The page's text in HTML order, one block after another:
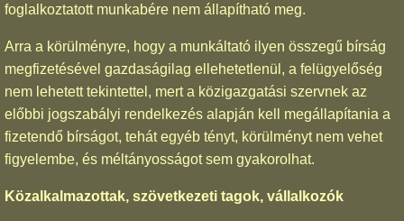
foglalkoztatott munkabére nem állapítható meg.
Arra a körülményre, hogy a munkáltató ilyen összegű bírság
megfizetésével gazdaságilag ellehetetlenül, a felügyelőség
nem lehetett tekintettel, mert a közigazgatási szervnek az
előbbi jogszabályi rendelkezés alapján kell megállapítania a
fizetendő bírságot, tehát egyéb tényt, körülményt nem vehet
figyelembe, és méltányosságot sem gyakorolhat.
Közalkalmazottak, szövetkezeti tagok, vállalkozók